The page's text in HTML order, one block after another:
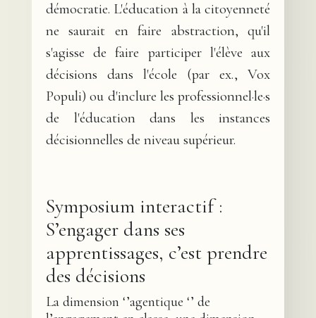
démocratie. L'éducation à la citoyenneté
ne saurait en faire abstraction, qu'il
s'agisse de faire participer l'élève aux
décisions dans l'école (par ex., Vox
Populi) ou d'inclure les professionnel·le·s
de l'éducation dans les instances
décisionnelles de niveau supérieur.
Symposium interactif :
S’engager dans ses
apprentissages, c’est prendre
des décisions
La dimension ‘’agentique ‘’ de